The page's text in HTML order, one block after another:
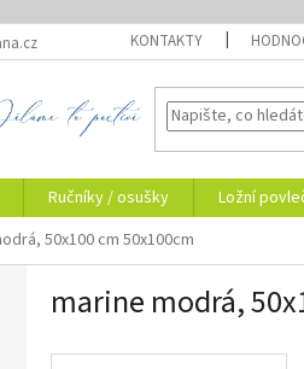
KONTAKTY
Ručníky / osušky Ložní
50x100 cm 50x100cm
marine modrá,